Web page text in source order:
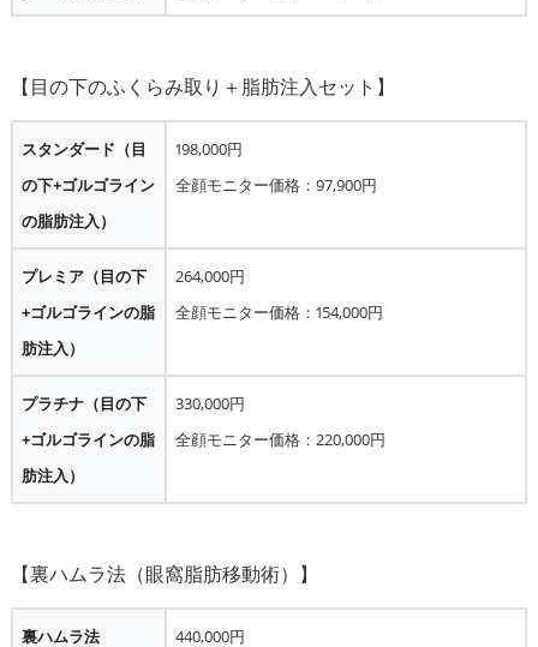
スタンダード（目
の下+ゴルゴライン
の脂肪注入）
198,000円
全顔モニター価格：97,900円
プレミア（目の下
+ゴルゴラインの脂
肪注入）
264,000円
全顔モニター価格：154,000円
プラチナ（目の下
+ゴルゴラインの脂
肪注入）
330,000円
全顔モニター価格：220,000円
裏ハムラ法 440,000円